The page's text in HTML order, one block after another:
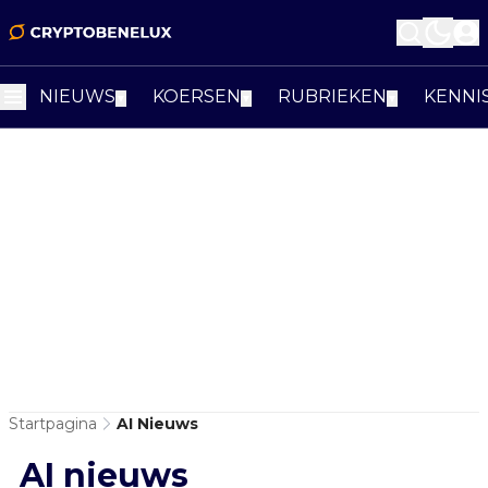
NIEUWS KOERSEN RUBRIEKEN
Startpagina AI Nieuws
AI nieuws